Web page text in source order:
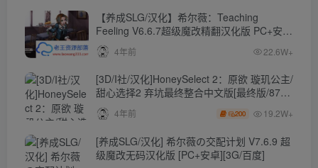
【养成SLG/汉化】希尔薇：Teaching
Feeling V6.6.7超级魔改精翻汉化版 PC+安卓
【4.3G】
4年前 22.6W+
[3D/I社/汉化]HoneySelect 2：原欲 璇玑公主/
甜心选择2 弃坑最终整合中文版[最终版/87G/
秒传]
4年前 200 19.2W+
[养成SLG/汉化] 希尔薇の交配计划 V7.6.9 超
级魔改无码汉化版 [PC+安卓][3G/百度]